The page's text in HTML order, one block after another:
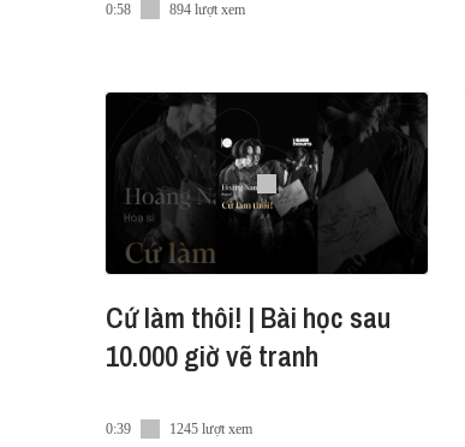
0:58 894 lượt xem
Cứ làm thôi! | Bài học sau
10.000 giờ vẽ tranh
0:39 1245 lượt xem